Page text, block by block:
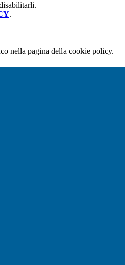
.
nella pagina della cookie policy.